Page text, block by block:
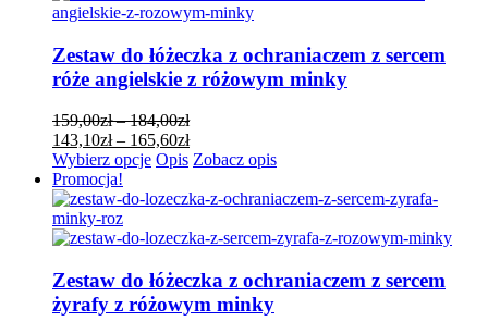
Zestaw do łóżeczka z ochraniaczem z sercem
róże angielskie z różowym minky
159,00zł – 184,00złZakres
cen:
od
do
143,10zł – 165,60złZakres
cen:
143,10zł
165,60zł
Wybierz opcje Ten
ma
wariantów.
można
wybrać
na
Opis Zobacz opis
Promocja!
Zestaw do łóżeczka z ochraniaczem z sercem
żyrafy z różowym minky